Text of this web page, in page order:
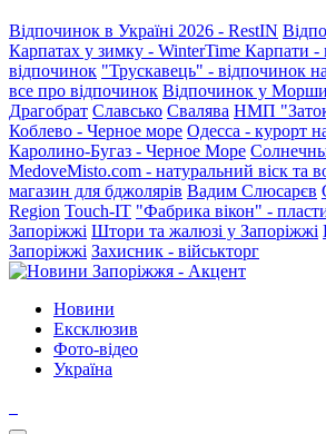
Відпочинок в Україні 2026 - RestIN
Карпатах у зимку - WinterTime Карпати -
відпочинок "Трускавець" - відпочинок
все про відпочинок Відпочинок у
Драгобрат Славсько Свалява НМП
Коблево - Черное море Одесса - курорт
Каролино-Бугаз - Черное Море
MedoveMisto.com - натуральний віск та
магазин для бджолярів Вадим Слюсарєв
Region Touch-IT "Фабрика вікон" -
Запоріжжі Штори та жалюзі у Запоріжжі
Запоріжжі Захисник - військторг
Новини
Ексклюзив
Фото-відео
Україна